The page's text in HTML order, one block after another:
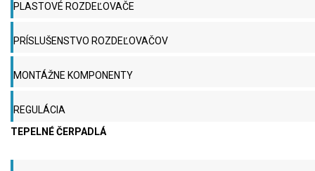
PLASTOVÉ ROZDEĽOVAČE
PRÍSLUŠENSTVO ROZDEĽOVAČOV
MONTÁŽNE KOMPONENTY
REGULÁCIA
TEPELNÉ ČERPADLÁ